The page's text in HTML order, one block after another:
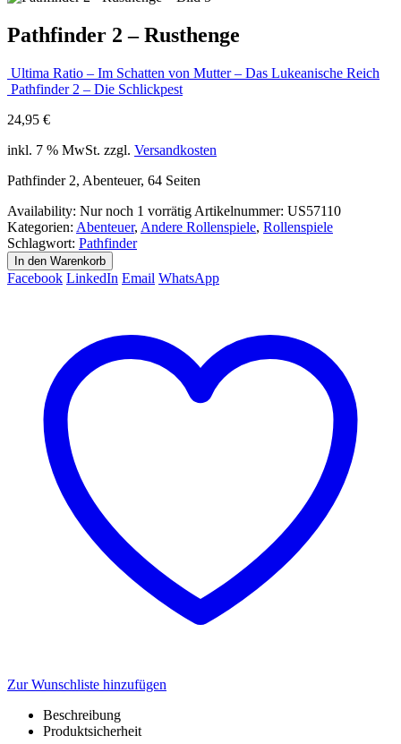
Pathfinder 2 – Rusthenge
Ultima Ratio – Im Schatten von Mutter – Das Lukeanische Reich
Pathfinder 2 – Die Schlickpest
24,95 €
inkl. 7 % MwSt. zzgl. Versandkosten
Pathfinder 2, Abenteuer, 64 Seiten
Availability: Nur noch 1 vorrätig Artikelnummer: US57110
Kategorien: Abenteuer, Andere Rollenspiele, Rollenspiele
Schlagwort: Pathfinder
In den Warenkorb
Facebook LinkedIn Email WhatsApp
Zur Wunschliste hinzufügen
Beschreibung
Produktsicherheit